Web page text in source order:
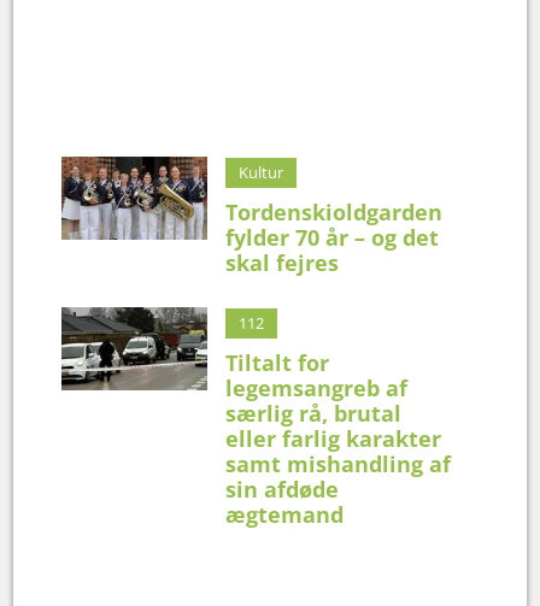
Kultur
Tordenskioldgarden
fylder 70 år – og det
skal fejres
112
Tiltalt for
legemsangreb af
særlig rå, brutal
eller farlig karakter
samt mishandling af
sin afdøde
ægtemand